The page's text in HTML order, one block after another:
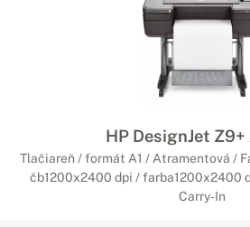
HP DesignJet Z9+
Tlačiareň / formát A1 / Atramentová /
čb1200x2400 dpi / farba1200x2400
Carry-In